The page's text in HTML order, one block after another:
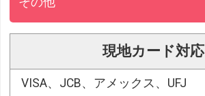
現地カード対応
VISA、JCB、アメックス、UFJ